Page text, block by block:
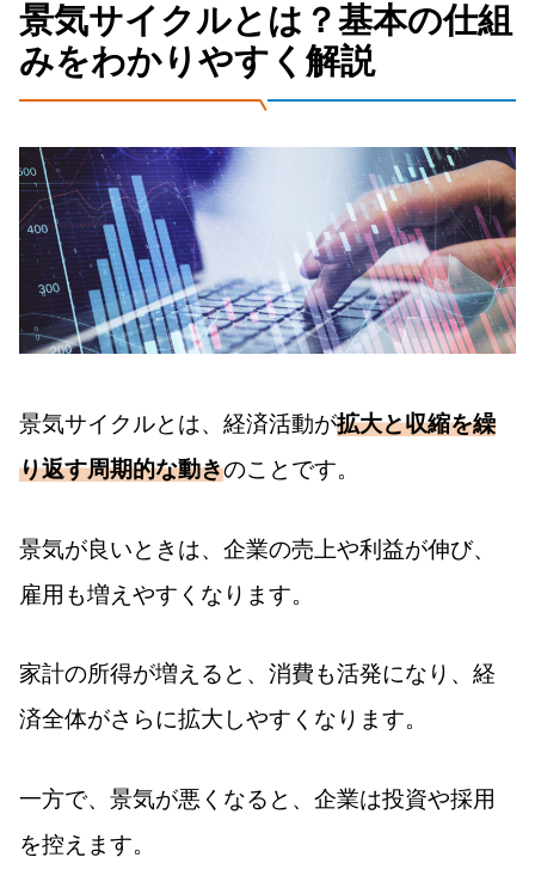
景気サイクルとは？基本の仕組
みをわかりやすく解説
景気サイクルとは、経済活動が拡大と収縮を繰
り返す周期的な動きのことです。
景気が良いときは、企業の売上や利益が伸び、
雇用も増えやすくなります。
家計の所得が増えると、消費も活発になり、経
済全体がさらに拡大しやすくなります。
一方で、景気が悪くなると、企業は投資や採用
を控えます。